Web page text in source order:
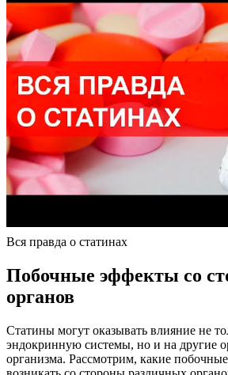
Вся правда о статинах
Побочные эффекты со
органов
Статины могут оказывать влияние не
эндокринную системы, но и на другие
организма. Рассмотрим, какие